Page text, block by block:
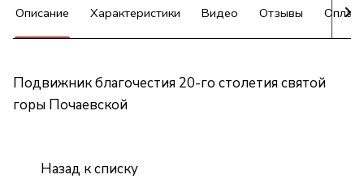
Описание Характеристики Видео Отзывы Оплата
Подвижник благочестия 20-го столетия святой
горы Почаевской
Назад к списку